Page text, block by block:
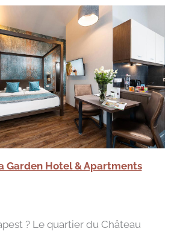
Garden Hotel & Apartments
? Le quartier du Château